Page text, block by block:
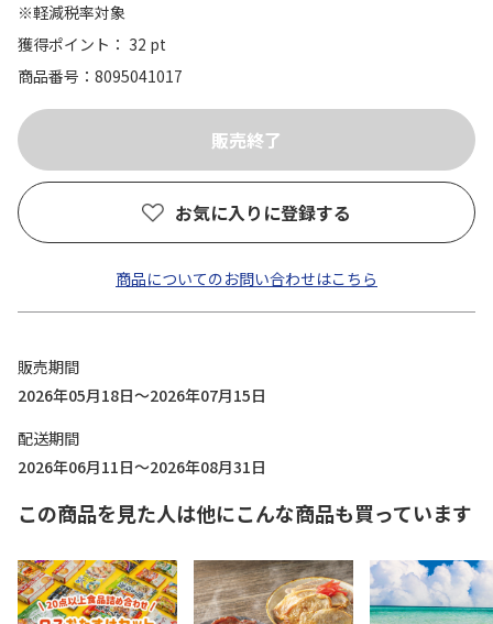
※軽減税率対象
獲得ポイント： 32 pt
商品番号
8095041017
お気に入りに登録する
商品についてのお問い合わせはこちら
販売期間
2026年05月18日～2026年07月15日
配送期間
2026年06月11日～2026年08月31日
この商品を見た人は他にこんな商品も買っています